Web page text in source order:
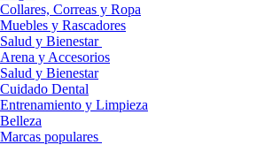
Collares, Correas y Ropa
Muebles y Rascadores
Salud y Bienestar
Arena y Accesorios
Salud y Bienestar
Cuidado Dental
Entrenamiento y Limpieza
Belleza
Marcas populares